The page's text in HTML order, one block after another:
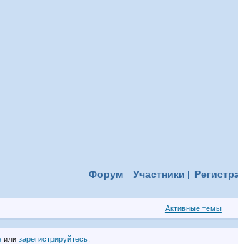
Форум Участники
Активные темы
или зарегистрируйтесь.